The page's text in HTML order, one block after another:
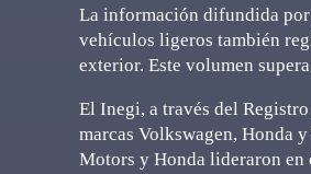
La información difundida por
vehículos ligeros también
exterior. Este volumen
El Inegi, a través del
marcas Volkswagen, Honda
Motors y Honda lideraron en